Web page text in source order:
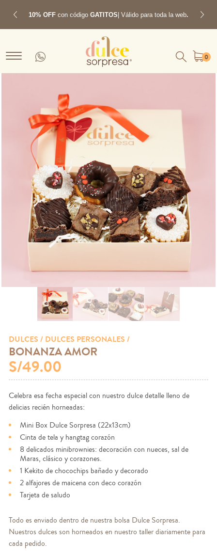
10% OFF con código GATITOS| Válido para toda la web.
Previous Next
0
DULCES / DULCES PERSONALES /
BONANZA AMOR
S/49.00
Celebra esa fecha especial con nuestro dulce detalle lleno de
delicias recién horneadas:
Mini Box Dulce Sorpresa (22x13cm)
Cinta de tela y hangtag corazón
8 delicados minibrownies: decoración con nueces, sal de
Maras, clásico y corazones.
1 Kekito de chocochips bañado y decorado
2 alfajores de maicena con deco corazón
Tarjeta de saludo
Todo es enviado dentro de nuestra bolsa Dulce Sorpresa.
Nuestros dulces son horneados en nuestro taller diariamente para
cada pedido.